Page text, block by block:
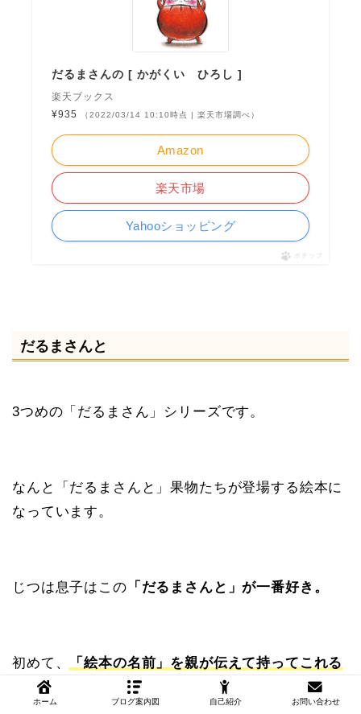
だるまさんの [ かがくい ひろし ]
楽天ブックス
¥935
（2022/03/14 10:10時点 | 楽天市場調べ）
Amazon
楽天市場
Yahooショッピング
ポチップ
だるまさんと
3つめの「だるまさん」シリーズです。
なんと「だるまさんと」果物たちが登場する絵本に
なっています。
じつは息子はこの 「だるまさんと」が一番好き。
初めて、
「絵本の名前」を親が伝えて持ってこれる
ようになった絵本です。
ホーム ブログ案内図 自己紹介 お問い合わせ